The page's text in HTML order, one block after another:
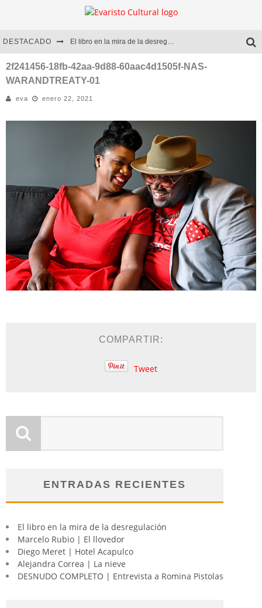
DESTACADO El libro en la mira de la desregulación
Marcelo Rubio | El llovedor
2f241456-18fb-42aa-9d88-60aac4d1505f-NAS-
WARANDTREATY-01
eva enero 22, 2021
COMPARTIR:
Tweet
ENTRADAS RECIENTES
El libro en la mira de la desregulación
Marcelo Rubio | El llovedor
Diego Meret | Hotel Acapulco
Alejandra Correa | La nieve
DESNUDO COMPLETO | Entrevista a Romina Pistolas